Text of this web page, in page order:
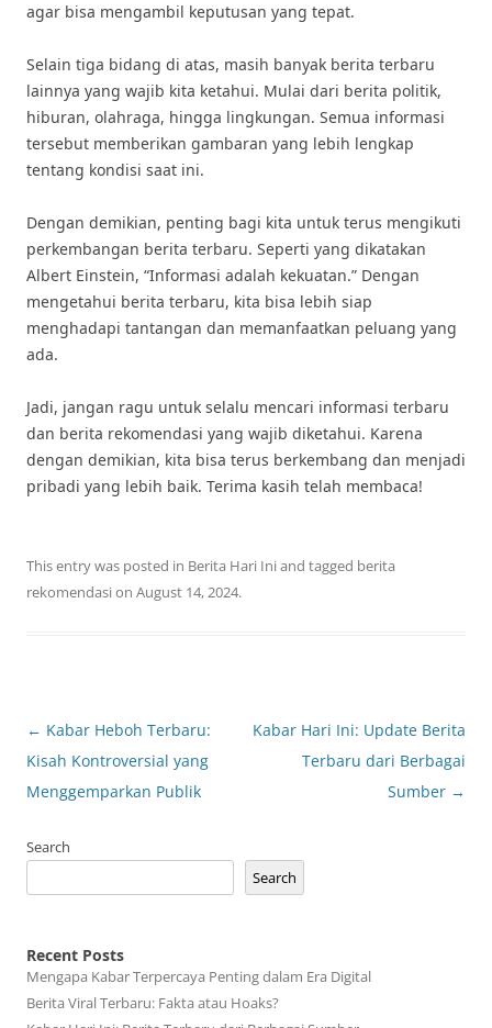
agar bisa mengambil keputusan yang tepat.
Selain tiga bidang di atas, masih banyak berita terbaru
lainnya yang wajib kita ketahui. Mulai dari berita politik,
hiburan, olahraga, hingga lingkungan. Semua informasi
tersebut memberikan gambaran yang lebih lengkap
tentang kondisi saat ini.
Dengan demikian, penting bagi kita untuk terus mengikuti
perkembangan berita terbaru. Seperti yang dikatakan
Albert Einstein, “Informasi adalah kekuatan.” Dengan
mengetahui berita terbaru, kita bisa lebih siap
menghadapi tantangan dan memanfaatkan peluang yang
ada.
Jadi, jangan ragu untuk selalu mencari informasi terbaru
dan berita rekomendasi yang wajib diketahui. Karena
dengan demikian, kita bisa terus berkembang dan menjadi
pribadi yang lebih baik. Terima kasih telah membaca!
This entry was posted in Berita Hari Iniand tagged berita
rekomendasion August 14, 2024.
Post
navigation
← Kabar Heboh Terbaru:
Kisah Kontroversial yang
Menggemparkan Publik
Kabar Hari Ini: Update Berita
Terbaru dari Berbagai
Sumber →
Search
Search
Recent Posts
Mengapa Kabar Terpercaya Penting dalam Era Digital
Berita Viral Terbaru: Fakta atau Hoaks?